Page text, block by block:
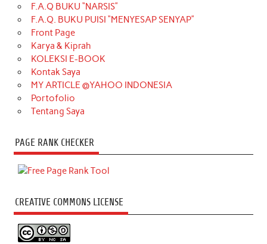
F.A.Q BUKU “NARSIS”
F.A.Q. BUKU PUISI “MENYESAP SENYAP”
Front Page
Karya & Kiprah
KOLEKSI E-BOOK
Kontak Saya
MY ARTICLE @YAHOO INDONESIA
Portofolio
Tentang Saya
PAGE RANK CHECKER
CREATIVE COMMONS LICENSE